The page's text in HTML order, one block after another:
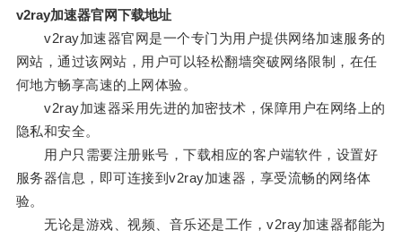
v2ray加速器官网下载地址
v2ray加速器官网是一个专门为用户提供网络加速服务的
网站，通过该网站，用户可以轻松翻墙突破网络限制，在任
何地方畅享高速的上网体验。
v2ray加速器采用先进的加密技术，保障用户在网络上的
隐私和安全。
用户只需要注册账号，下载相应的客户端软件，设置好
服务器信息，即可连接到v2ray加速器，享受流畅的网络体
验。
无论是游戏、视频、音乐还是工作，v2ray加速器都能为